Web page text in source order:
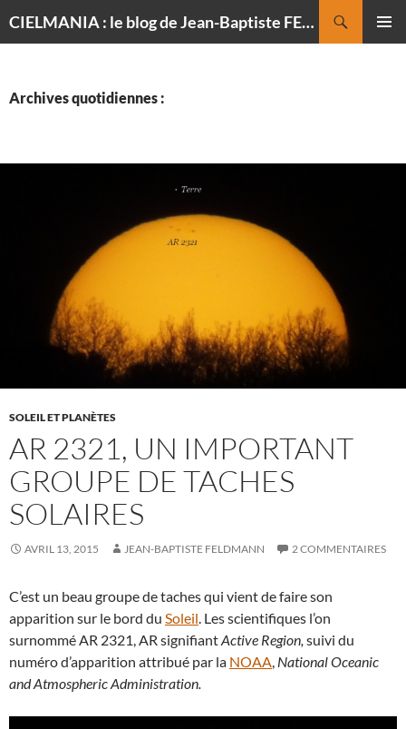
CIELMANIA : le blog de Jean-Baptiste FELDMANN, photographe du ciel
Archives quotidiennes :
SOLEIL ET PLANÈTES
AR 2321, UN IMPORTANT
GROUPE DE TACHES
SOLAIRES
AVRIL 13, 2015 JEAN-BAPTISTE FELDMANN 2 COMMENTAIRES
C’est un beau groupe de taches qui vient de faire son
apparition sur le bord du Soleil. Les scientifiques l’on
surnommé AR 2321, AR signifiantActive Region, suivi du
numéro d’apparition attribué par la NOAA, National Oceanic
and Atmospheric Administration.